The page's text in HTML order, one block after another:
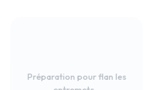
Préparation pour flan les